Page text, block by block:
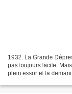
1932. La Grande
pas toujours facile.
plein essor et la